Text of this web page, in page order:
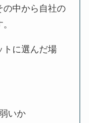
の中から自社の
トに選んだ場
いか